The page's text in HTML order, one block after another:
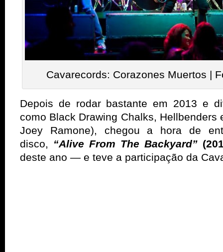
Cavarecords: Corazones Muertos |
Depois de rodar bastante em 2013 e
como Black Drawing Chalks, Hellbenders
Joey Ramone), chegou a hora de
disco, “Alive From The Backyard”
deste ano — e teve a participação da